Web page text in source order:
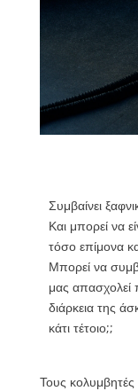
Συμβαίνει
Και μπορεί να
τόσο επίμονα
Μπορεί να
μας απασχολεί
διάρκεια της
κάτι τέτοιο;;
Τους